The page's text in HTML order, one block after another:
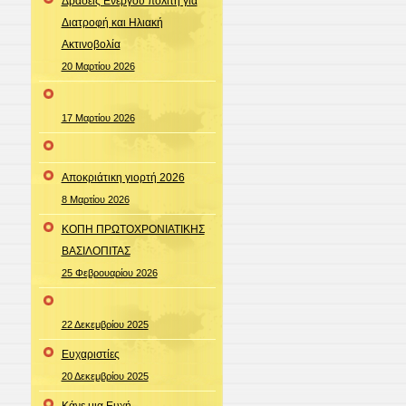
Διατροφή και Ηλιακή
Ακτινοβολία
20 Μαρτίου 2026
17 Μαρτίου 2026
Αποκριάτικη γιορτή 2026
8 Μαρτίου 2026
ΚΟΠΗ ΠΡΩΤΟΧΡΟΝΙΑΤΙΚΗΣ
ΒΑΣΙΛΟΠΙΤΑΣ
25 Φεβρουαρίου 2026
22 Δεκεμβρίου 2025
Ευχαριστίες
20 Δεκεμβρίου 2025